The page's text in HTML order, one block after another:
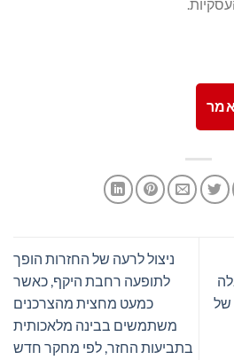
של
ניצול לרעה של החזרות הופך
לתופעה רחבת היקף, כאשר
כמעט מחצית מהצרכנים
משתמשים בבינה מלאכותית
בתביעות החזר, לפי מחקר חדש